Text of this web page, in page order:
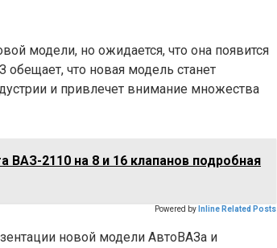
модели, но ожидается, что она появится
что новая модель станет
и привлечет внимание множества
ВАЗ-2110 на 8 и 16 клапанов подробная
Powered by Inline Related Posts
новой модели АвтоВАЗа и